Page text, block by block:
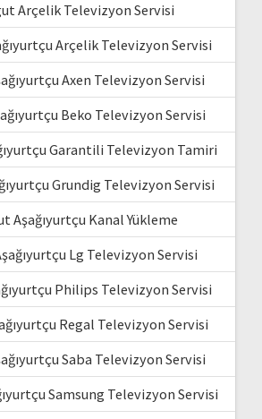
Arçelik Televizyon Servisi
Arçelik Televizyon Servisi
Axen Televizyon Servisi
Beko Televizyon Servisi
Garantili Televizyon Tamiri
Grundig Televizyon Servisi
Aşağıyurtçu Kanal Yükleme
Lg Televizyon Servisi
Philips Televizyon Servisi
Regal Televizyon Servisi
Saba Televizyon Servisi
Samsung Televizyon Servisi